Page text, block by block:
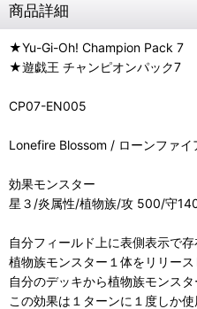
商品詳細
★Yu-Gi-Oh! Champion Pack 7
★遊戯王 チャンピオンパック7
CP07-EN005
Lonefire Blossom / ローンファ
効果モンスター
星３/炎属性/植物族/攻 500/守
自分フィールド上に表側表示で存
植物族モンスター１体をリリース
自分のデッキから植物族モンスタ
この効果は１ターンに１度しか使